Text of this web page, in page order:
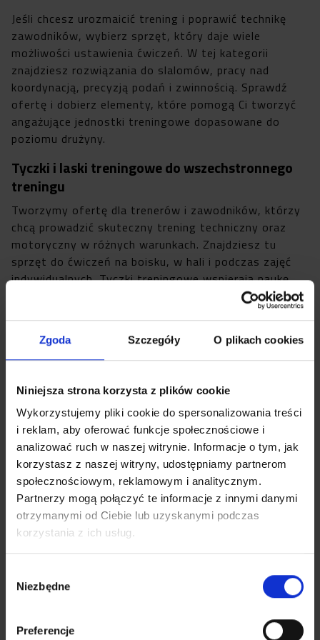
Zgoda Szczegóły O plikach cookies
Niniejsza strona korzysta z plików cookie
Wykorzystujemy pliki cookie do spersonalizowania treści
i reklam, aby oferować funkcje społecznościowe i
analizować ruch w naszej witrynie. Informacje o tym, jak
korzystasz z naszej witryny, udostępniamy partnerom
społecznościowym, reklamowym i analitycznym.
Partnerzy mogą połączyć te informacje z innymi danymi
otrzymanymi od Ciebie lub uzyskanymi podczas
korzystania z ich usług.
zgody
Niezbędne
Preferencje
Jeśli chcesz urozmaicić trening i poprawić technikę
zawodników, wybierz sprzęt, który daje wiele
możliwości ustawienia ćwiczeń. W tej kategorii
znajdziesz rozwiązania do slalomów, pracy nad
koordynacją, precyzją podań i zwinnością. Sprawdź
ofertę i dobierz elementy, które pomogą Ci tworzyć
angażujące jednostki treningowe dopasowane do
poziomu drużyny.
Tyczki i laski treningowe do wszechstronnego
treningu
Tworzymy ofertę dla trenerów i zawodników, którzy
chcą prowadzić skuteczny trening techniczny oraz
motoryczny w różnych warunkach. Znajdziesz tu
sprzęt do ćwiczeń na boisku, w hali i podczas zajęć
indywidualnych. Tyczki treningowe wspierają naukę
prowadzenia piłki, zmian kierunku oraz pracy nad
rytmem ruchu. Ten sprzęt ułatwia budowanie
ciała. Dobierzesz elementy do prostych zadań dla
młodszych grup oraz do bardziej wymagających
rozwiązania praktyczne i dopasowane do realnych
potrzeb szkolenia.
Sięgając po tyczki sportowe z naszej oferty,
zyskujesz narzędzia do planowania powtarzalnych
ćwiczeń i angażujących stacji treningowych. Możesz
wykorzystać je w pracy nad koordynacją,
dokładnością podań oraz szybkością reakcji. Sprzęt
sprawdzi się podczas treningu grupowego i w pracy
w Polsce. Wybierz wyposażenie, które pomoże Ci
uporządkować jednostkę treningową i podnieść jakość